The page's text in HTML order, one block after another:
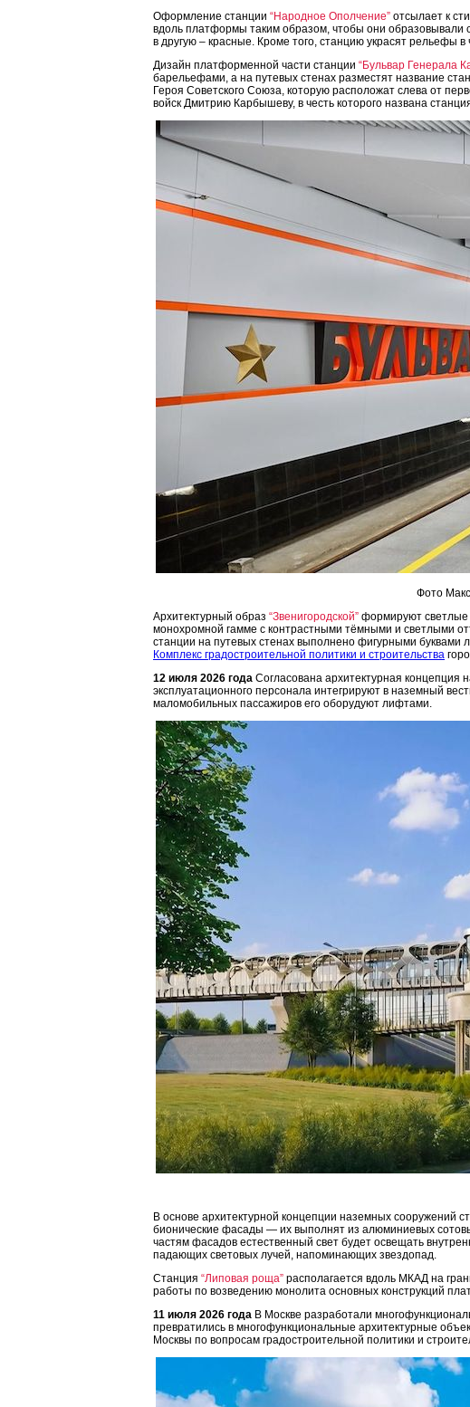
Оформление станции “Народное Ополчение” отсылает к
вдоль платформы таким образом, чтобы они
в другую – красные. Кроме того, станцию украсят рельефы
Дизайн платформенной части станции “Бульвар Генерала
барельефами, а на путевых стенах разместят название
Героя Советского Союза, которую расположат слева от
войск Дмитрию Карбышеву, в честь которого названа
Фото
Архитектурный образ “Звенигородской” формируют светлые
монохромной гамме с контрастными тёмными и светлыми
станции на путевых стенах выполнено фигурными буквами
Комплекс градостроительной политики и строительства
12 июля 2026 года Согласована архитектурная концепция
эксплуатационного персонала интегрируют в наземный
маломобильных пассажиров его оборудуют лифтами.
В основе архитектурной концепции наземных сооружений
бионические фасады — их выполнят из алюминиевых
частям фасадов естественный свет будет освещать
падающих световых лучей, напоминающих звездопад.
Станция “Липовая роща” располагается вдоль МКАД на
работы по возведению монолита основных конструкций
11 июля 2026 года В Москве разработали
превратились в многофункциональные архитектурные
Москвы по вопросам градостроительной политики и